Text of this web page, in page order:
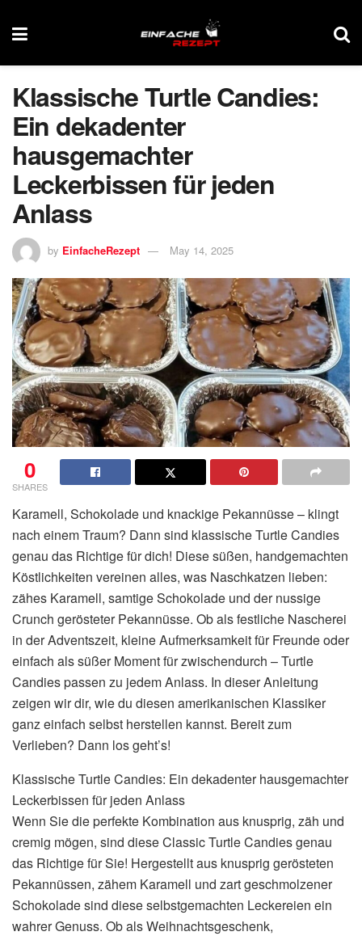
Klassische Turtle Candies:
Ein dekadenter
hausgemachter
Leckerbissen für jeden
Anlass
by EinfacheRezept May 14, 2025
0
SHARES
Karamell, Schokolade und knackige Pekannüsse – klingt
nach einem Traum? Dann sind klassische Turtle Candies
genau das Richtige für dich! Diese süßen, handgemachten
Köstlichkeiten vereinen alles, was Naschkatzen lieben:
zähes Karamell, samtige Schokolade und der nussige
Crunch gerösteter Pekannüsse. Ob als festliche Nascherei
in der Adventszeit, kleine Aufmerksamkeit für Freunde oder
einfach als süßer Moment für zwischendurch – Turtle
Candies passen zu jedem Anlass. In dieser Anleitung
zeigen wir dir, wie du diesen amerikanischen Klassiker
ganz einfach selbst herstellen kannst. Bereit zum
Verlieben? Dann los geht’s!
Klassische Turtle Candies: Ein dekadenter hausgemachter
Leckerbissen für jeden Anlass
Wenn Sie die perfekte Kombination aus knusprig, zäh und
cremig mögen, sind diese Classic Turtle Candies genau
das Richtige für Sie! Hergestellt aus knusprig gerösteten
Pekannüssen, zähem Karamell und zart geschmolzener
Schokolade sind diese selbstgemachten Leckereien ein
wahrer Genuss. Ob als Weihnachtsgeschenk,